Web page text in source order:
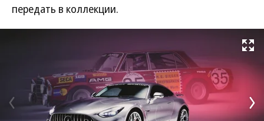
передать в коллекции.
Развернуть